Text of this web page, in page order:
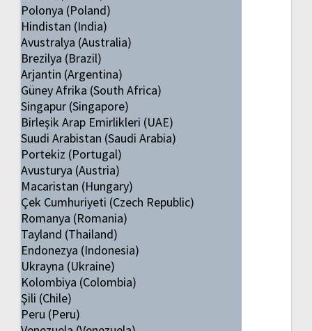
Polonya (Poland)
Hindistan (India)
Avustralya (Australia)
Brezilya (Brazil)
Arjantin (Argentina)
Güney Afrika (South Africa)
Singapur (Singapore)
Birleşik Arap Emirlikleri (UAE)
Suudi Arabistan (Saudi Arabia)
Portekiz (Portugal)
Avusturya (Austria)
Macaristan (Hungary)
Çek Cumhuriyeti (Czech Republic)
Romanya (Romania)
Tayland (Thailand)
Endonezya (Indonesia)
Ukrayna (Ukraine)
Kolombiya (Colombia)
Şili (Chile)
Peru (Peru)